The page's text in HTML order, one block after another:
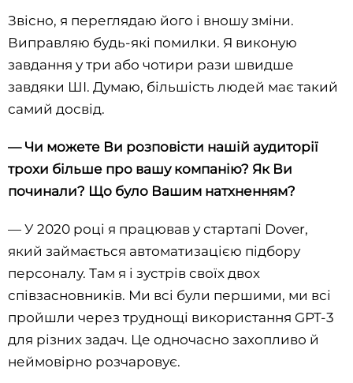
Звісно, я переглядаю його і вношу зміни.
Виправляю будь-які помилки. Я виконую
завдання у три або чотири рази швидше
завдяки ШІ. Думаю, більшість людей має такий
самий досвід.
— Чи можете Ви розповісти нашій аудиторії
трохи більше про вашу компанію? Як Ви
починали? Що було Вашим натхненням?
— У 2020 році я працював у стартапі Dover,
який займається автоматизацією підбору
персоналу. Там я і зустрів своїх двох
співзасновників. Ми всі були першими, ми всі
пройшли через труднощі використання GPT-3
для різних задач. Це одночасно захопливо й
неймовірно розчаровує.